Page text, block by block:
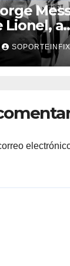
Lionel, a
en
SOPORTEINFIX